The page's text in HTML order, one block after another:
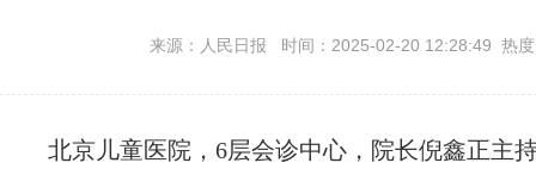
来源：人民日报 时间：2025-02-20 12:28:49 热
北京儿童医院，6层会诊中心，院长倪鑫正主